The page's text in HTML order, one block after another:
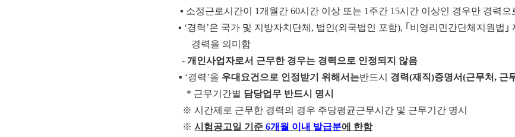
▪ 소정근로시간이 1 개월간 60시간 이상 또는 1 주간 15시간 이상인 경우만 경력으
▪ ‘경력’은 국가 및 지방자치단체 , 법인(외국법인 포함), ｢ 비영리민간단체지원법 ｣
경력을 의미함
-개인사업자로서 근무한 경우는 경력으로 인정되지 않음
▪ ‘경력’을 우대요건으로 인정받기 위해서는반드시 경력(재직)증명서(근무처, 근
* 근무기간별 담당업무 반드시 명시
※시간제로 근무한 경력의 경우 주당평균근무시간 및 근무기간 명시
※시험공고일 기준6개월 이내 발급분에 한함